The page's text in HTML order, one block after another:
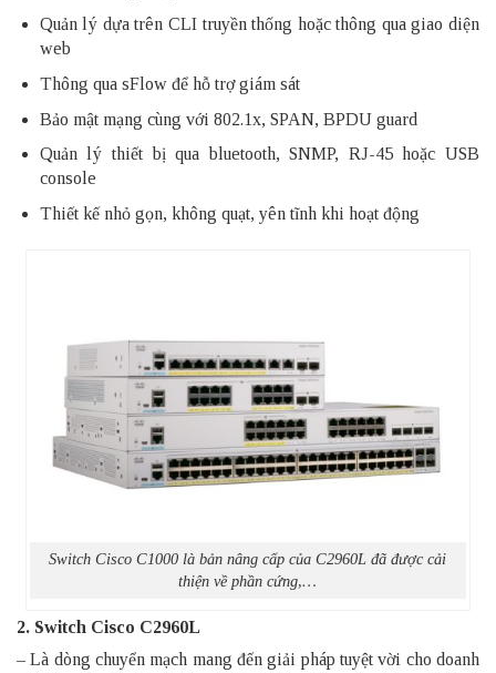
Quản lý dựa trên CLI truyền thống hoặc thông qua giao diện
web
Thông qua sFlow để hỗ trợ giám sát
Bảo mật mạng cùng với 802.1x, SPAN, BPDU guard
Quản lý thiết bị qua bluetooth, SNMP, RJ-45 hoặc USB
console
Thiết kế nhỏ gọn, không quạt, yên tĩnh khi hoạt động
Switch Cisco C1000 là bản nâng cấp của C2960L đã được cải
thiện về phần cứng,…
2. Switch Cisco C2960L
– Là dòng chuyển mạch mang đến giải pháp tuyệt vời cho doanh